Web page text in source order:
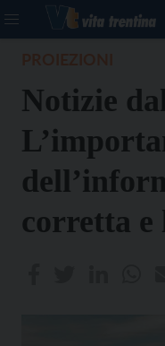
Notizie
corretta e